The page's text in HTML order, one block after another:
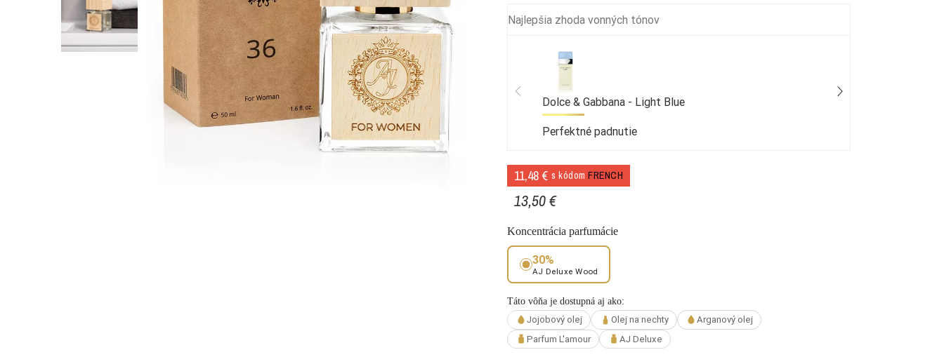
Najlepšia zhoda vonných tónov
Dolce & Gabbana - Light Blue
Perfektné padnutie
11,48 € s kódom FRENCH
13,50 €
Koncentrácia parfumácie
30%
AJ Deluxe Wood
Táto vôňa je dostupná aj ako:
Jojobový olej Olej na nechty
Arganový olej
Parfum L'amour
AJ Deluxe